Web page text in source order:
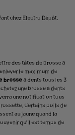
chez Electro Dépôt.
des têtes de brosse à
le maximum de
brosse à dents tous les 3
une brosse à dents
une notification tous
Certains poils de
au jaune quand la
qu’il est temps de